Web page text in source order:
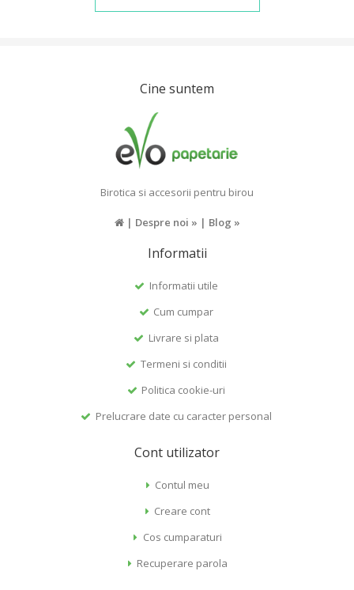
Cine suntem
Birotica si accesorii pentru birou
| Despre noi » | Blog »
Informatii
Informatii utile
Cum cumpar
Livrare si plata
Termeni si conditii
Politica cookie-uri
Prelucrare date cu caracter personal
Cont utilizator
Contul meu
Creare cont
Cos cumparaturi
Recuperare parola